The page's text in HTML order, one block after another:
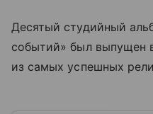
Десятый студийный
событий» был выпущен
из самых успешных